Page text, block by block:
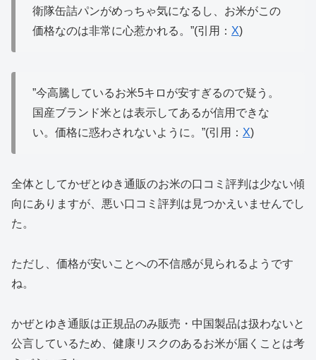
衛隊缶詰パンがめっちゃ気になるし、お米がこの
価格なのは非常に心惹かれる。”(引用： X)
”今高騰しているお米5キロが安すぎるので疑う。
国産ブランド米とは表示してあるが信用できな
い。価格に惑わされないように。”(引用： X)
全体としてかぜとゆき通販のお米の口コミ評判は少ない傾
向にありますが、悪い口コミ評判は見つかえいませんでし
た。
ただし、価格が安いことへの不信感が見られるようです
ね。
かぜとゆき通販は正規品のみ販売・中国製品は扱わないと
公言しているため、健康リスクのあるお米が届くことは考